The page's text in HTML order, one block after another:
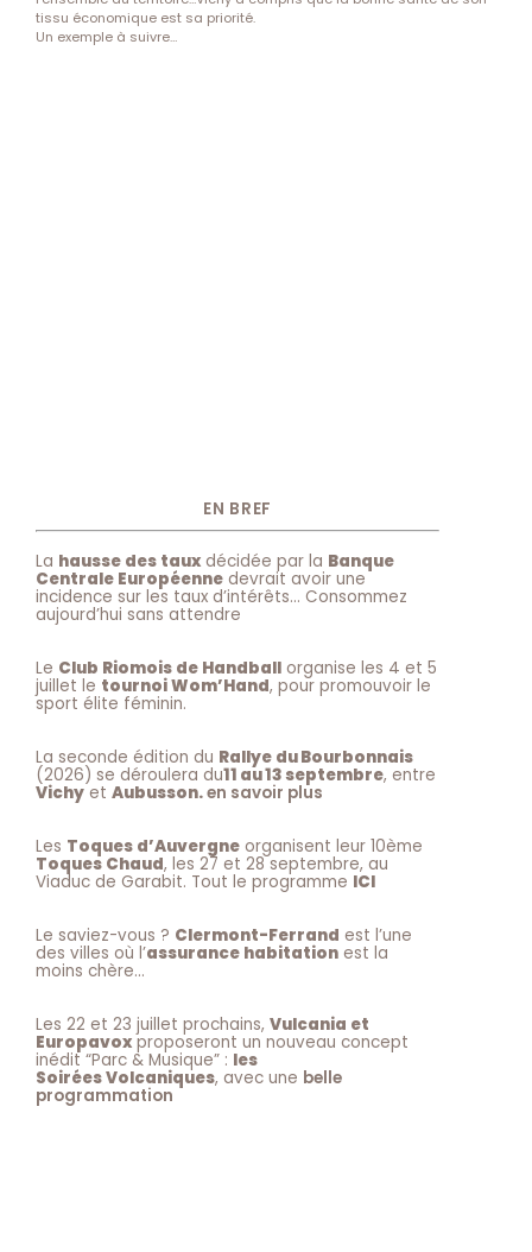
tissu économique est sa priorité.
Un exemple à suivre…
EN BREF
La hausse des taux décidée par la Banque
Centrale Européenne devrait avoir une
incidence sur les taux d’intérêts… Consommez
aujourd’hui sans attendre
Le Club Riomois de Handball organise les 4 et 5
juillet le tournoi Wom’Hand, pour promouvoir le
sport élite féminin.
La seconde édition du Rallye du Bourbonnais
(2026) se déroulera du11 au 13 septembre, entre
Vichy et Aubusson.en savoir plus
Les Toques d’Auvergne organisent leur 10ème
Toques Chaud, les 27 et 28 septembre, au
Viaduc de Garabit. Tout le programme ICI
Le saviez-vous ? Clermont-Ferrand est l’une
des villes où l’assurance habitation est la
moins chère…
Les 22 et 23 juillet prochains, Vulcania et
Europavoxproposeront un nouveau concept
inédit “Parc & Musique” : les
Soirées Volcaniques, avec une belle
programmation